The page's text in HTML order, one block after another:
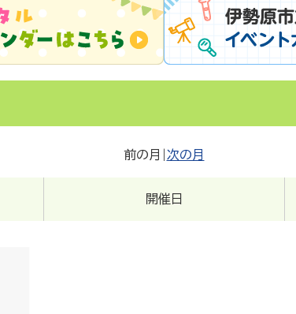
前の月 次の月
開催日